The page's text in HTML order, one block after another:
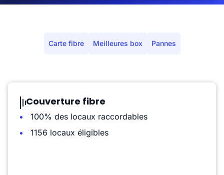
Carte fibre Meilleures box Pannes
Couverture fibre
100% des locaux raccordables
1156 locaux éligibles